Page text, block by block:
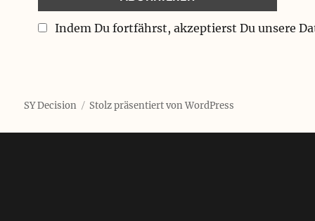
Indem Du fortfährst, akzeptierst Du unsere
SY Decision Stolz präsentiert von WordPress